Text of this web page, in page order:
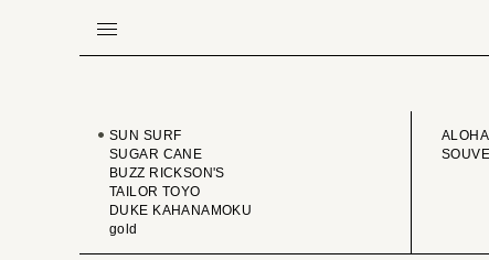
BRAND
SUN SURF
SUGAR CANE
BUZZ RICKSON'S
TAILOR TOYO
DUKE KAHANAMOKU
gold